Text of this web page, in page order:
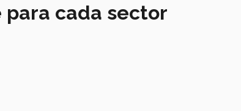
para cada sector